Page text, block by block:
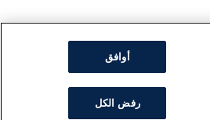
أوافق
رفض الكل